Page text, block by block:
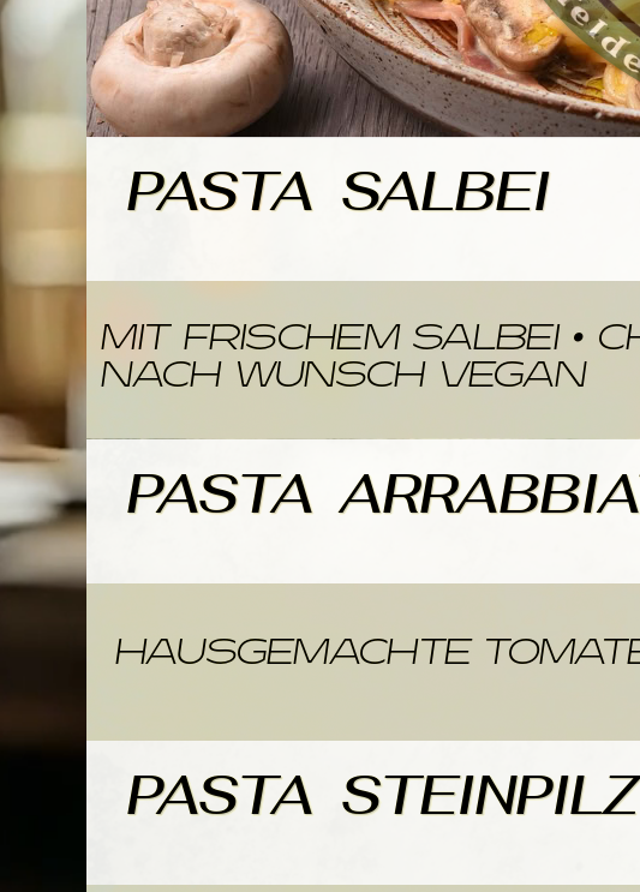
PASTA
MIT FRISCHEM SALBEI •
NACH WUNSCH VEGAN
PASTA
HAUSGEMACHTE
PASTA